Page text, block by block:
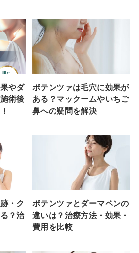
やダ
術後
ポテンツァは毛穴に効果が
ある？マックームやいちご
鼻への疑問を解決
・ク
？治
ポテンツァとダーマペンの
違いは？治療方法・効果・
費用を比較